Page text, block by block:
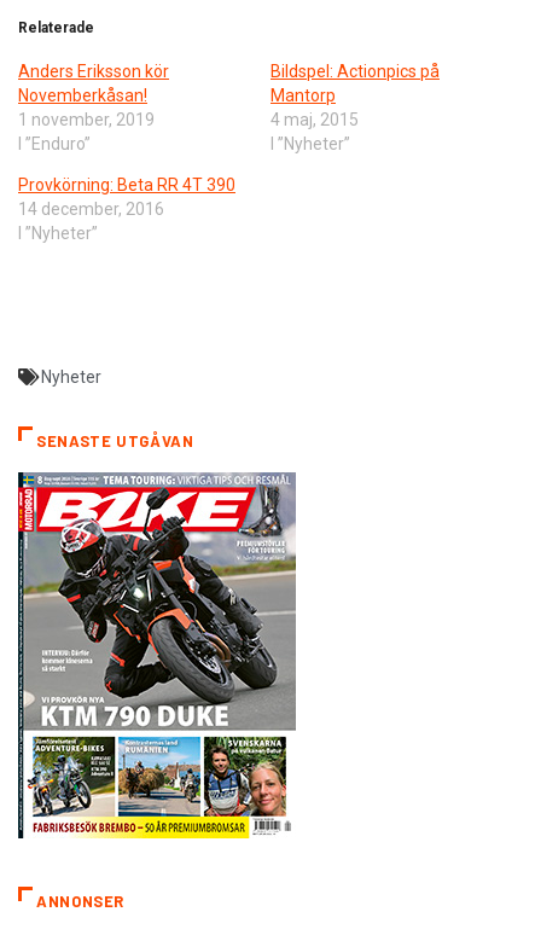
Relaterade
Anders Eriksson kör
Novemberkåsan!
1 november, 2019
I ”Enduro”
Bildspel: Actionpics på
Mantorp
4 maj, 2015
I ”Nyheter”
Provkörning: Beta RR 4T 390
14 december, 2016
I ”Nyheter”
Nyheter
SENASTE UTGÅVAN
ANNONSER